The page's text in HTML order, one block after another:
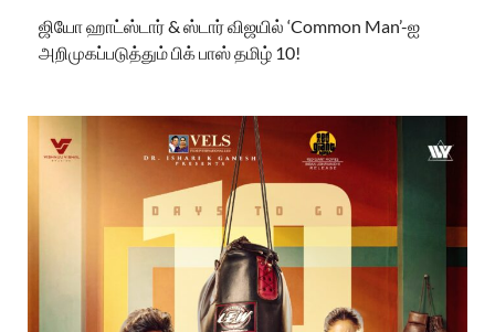
ஜியோ ஹாட்ஸ்டார் & ஸ்டார் விஜயில் ‘Common Man’-ஐ
அறிமுகப்படுத்தும் பிக் பாஸ் தமிழ் 10!